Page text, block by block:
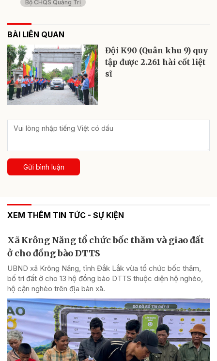
Bộ CHQS Quảng Trị
BÀI LIÊN QUAN
Đội K90 (Quân khu 9) quy
tập được 2.261 hài cốt liệt
sĩ
Gửi bình luận
XEM THÊM TIN TỨC - SỰ KIỆN
Xã Krông Năng tổ chức bốc thăm và giao đất
ở cho đồng bào DTTS
UBND xã Krông Năng, tỉnh Đắk Lắk vừa tổ chức bốc thăm,
bố trí đất ở cho 13 hộ đồng bào DTTS thuộc diện hộ nghèo,
hộ cận nghèo trên địa bàn xã.